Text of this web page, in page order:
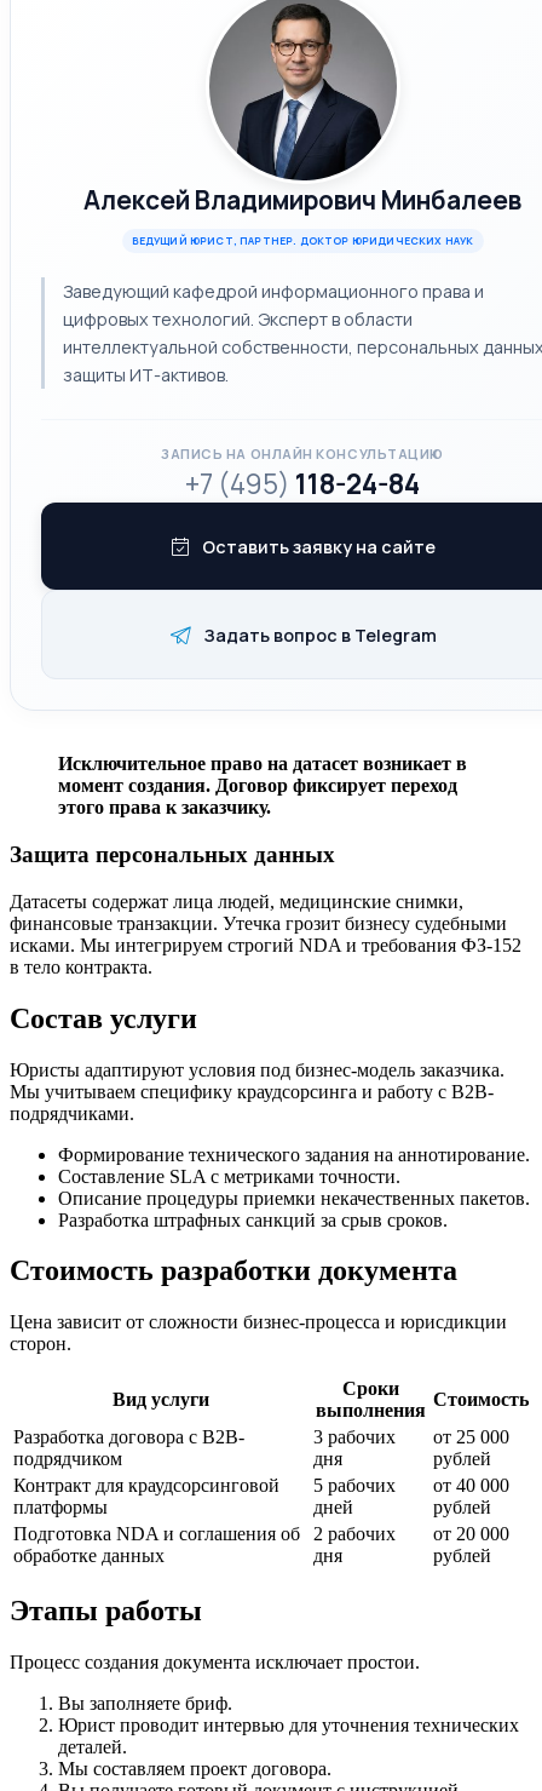
Алексей Владимирович Минбалеев
ВЕДУЩИЙ ЮРИСТ, ПАРТНЕР. ДОКТОР ЮРИДИЧЕСКИХ НАУК
Заведующий кафедрой информационного права и
цифровых технологий. Эксперт в области
интеллектуальной собственности, персональных
защиты ИТ-активов.
ЗАПИСЬ НА ОНЛАЙН КОНСУЛЬТАЦИЮ
+7 (495) 118-24-84
Оставить заявку на сайте
Задать вопрос в Telegram
Исключительное право на датасет возникает в
момент создания. Договор фиксирует переход
этого права к заказчику.
Защита персональных данных
Датасеты содержат лица людей, медицинские снимки,
финансовые транзакции. Утечка грозит бизнесу судебными
исками. Мы интегрируем строгий NDA и требования ФЗ-152
в тело контракта.
Состав услуги
Юристы адаптируют условия под бизнес-модель заказчика.
Мы учитываем специфику краудсорсинга и работу с B2B-
подрядчиками.
Формирование технического задания на аннотирование.
Составление SLA с метриками точности.
Описание процедуры приемки некачественных пакетов.
Разработка штрафных санкций за срыв сроков.
Стоимость разработки документа
Цена зависит от сложности бизнес-процесса и юрисдикции
сторон.
Вид услуги
Сроки
выполнения
Стоимость
Разработка договора с B2B-
подрядчиком
3 рабочих
дня
от 25 000
рублей
Контракт для краудсорсинговой
платформы
5 рабочих
дней
от 40 000
рублей
Подготовка NDA и соглашения об
обработке данных
2 рабочих
дня
от 20 000
рублей
Этапы работы
Процесс создания документа исключает простои.
Вы заполняете бриф.
Юрист проводит интервью для уточнения технических
деталей.
Мы составляем проект договора.